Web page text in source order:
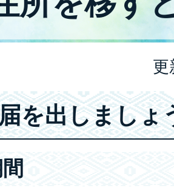
更
を出しましょ